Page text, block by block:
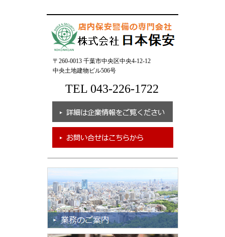
〒260-0013 千葉市中央区中央4-12-12
中央土地建物ビル506号
TEL 043-226-1722